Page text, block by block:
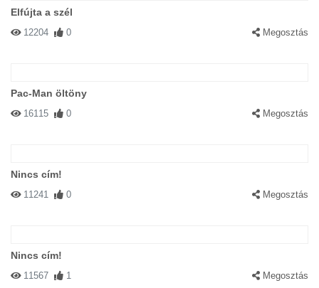
Elfújta a szél
12204 0 Megosztás
Pac-Man öltöny
16115 0 Megosztás
Nincs cím!
11241 0 Megosztás
Nincs cím!
11567 1 Megosztás